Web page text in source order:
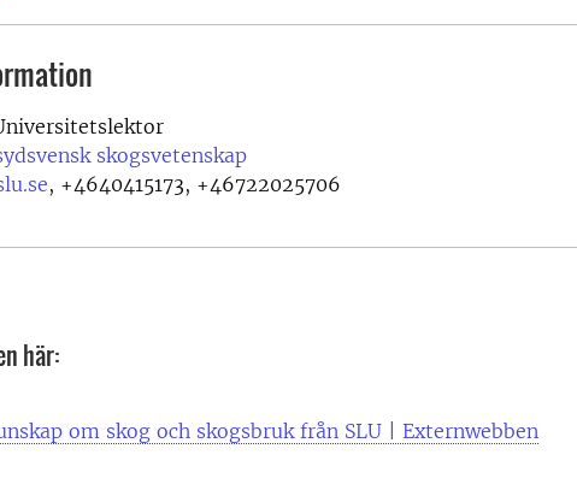
skogsvetenskap
, +4640415173, +46722025706
här:
om skog och skogsbruk från SLU | Externwebben